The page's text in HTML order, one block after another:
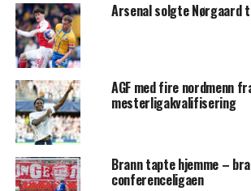
Arsenal solgte Nørgaard
AGF med fire nordmenn
mesterligakvalifisering
Brann tapte hjemme –
conferenceligaen